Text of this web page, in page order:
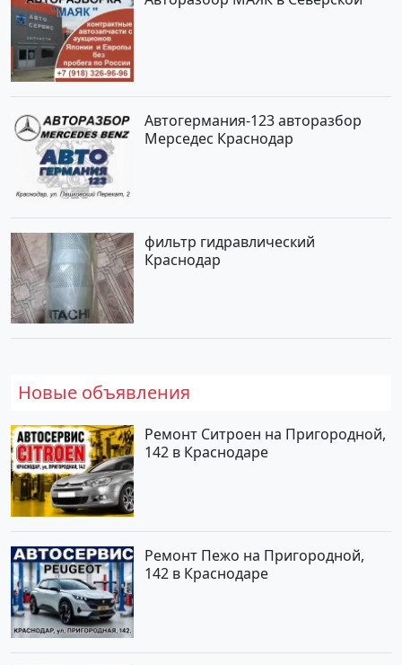
Автогермания-123 авторазбор
Мерседес Краснодар
фильтр гидравлический
Краснодар
Новые объявления
Ремонт Ситроен на Пригородной,
142 в Краснодаре
Ремонт Пежо на Пригородной,
142 в Краснодаре